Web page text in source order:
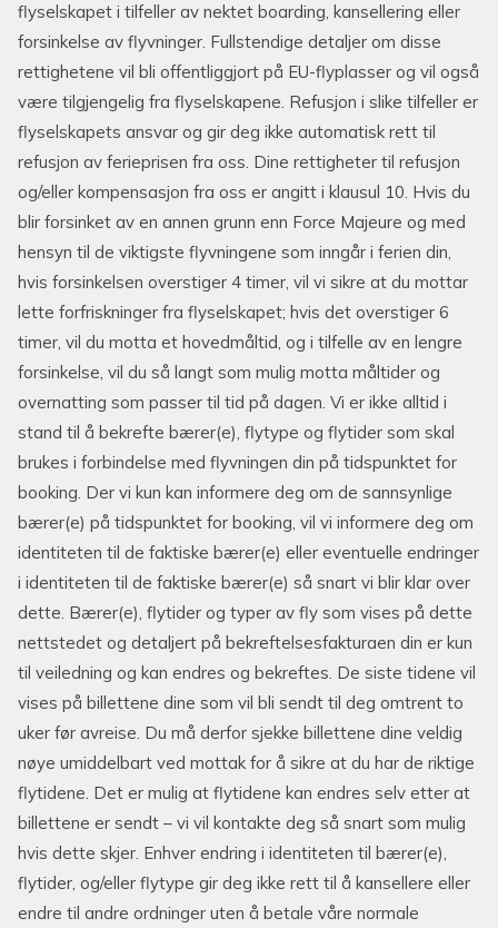
flyselskapet i tilfeller av nektet boarding, kansellering eller
forsinkelse av flyvninger. Fullstendige detaljer om disse
rettighetene vil bli offentliggjort på EU-flyplasser og vil også
være tilgjengelig fra flyselskapene. Refusjon i slike tilfeller er
flyselskapets ansvar og gir deg ikke automatisk rett til
refusjon av ferieprisen fra oss. Dine rettigheter til refusjon
og/eller kompensasjon fra oss er angitt i klausul 10. Hvis du
blir forsinket av en annen grunn enn Force Majeure og med
hensyn til de viktigste flyvningene som inngår i ferien din,
hvis forsinkelsen overstiger 4 timer, vil vi sikre at du mottar
lette forfriskninger fra flyselskapet; hvis det overstiger 6
timer, vil du motta et hovedmåltid, og i tilfelle av en lengre
forsinkelse, vil du så langt som mulig motta måltider og
overnatting som passer til tid på dagen. Vi er ikke alltid i
stand til å bekrefte bærer(e), flytype og flytider som skal
brukes i forbindelse med flyvningen din på tidspunktet for
booking. Der vi kun kan informere deg om de sannsynlige
bærer(e) på tidspunktet for booking, vil vi informere deg om
identiteten til de faktiske bærer(e) eller eventuelle endringer
i identiteten til de faktiske bærer(e) så snart vi blir klar over
dette. Bærer(e), flytider og typer av fly som vises på dette
nettstedet og detaljert på bekreftelsesfakturaen din er kun
til veiledning og kan endres og bekreftes. De siste tidene vil
vises på billettene dine som vil bli sendt til deg omtrent to
uker før avreise. Du må derfor sjekke billettene dine veldig
nøye umiddelbart ved mottak for å sikre at du har de riktige
flytidene. Det er mulig at flytidene kan endres selv etter at
billettene er sendt – vi vil kontakte deg så snart som mulig
hvis dette skjer. Enhver endring i identiteten til bærer(e),
flytider, og/eller flytype gir deg ikke rett til å kansellere eller
endre til andre ordninger uten å betale våre normale